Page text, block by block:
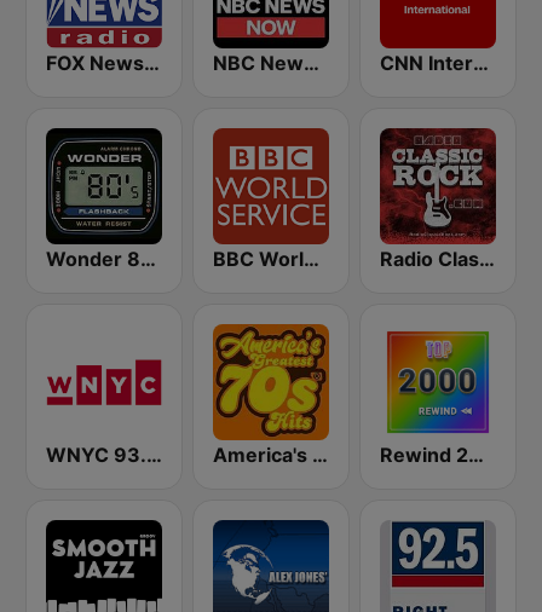
FOX News Radio NBC News Now CNN International
Wonder 80's BBC World Service Radio Classic Rock
WNYC 93.9 FM America's Greatest 70s Hits Rewind 2000's